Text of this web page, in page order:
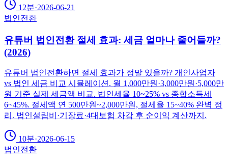
12분·2026-06-21
법인전환
유튜버 법인전환 절세 효과: 세금 얼마나 줄어들까?
(2026)
유튜버 법인전환하면 절세 효과가 정말 있을까? 개인사업자
vs 법인 세금 비교 시뮬레이션. 월 1,000만원·3,000만원·5,000만
원 기준 실제 세금액 비교. 법인세율 10~25% vs 종합소득세
6~45%. 절세액 연 500만원~2,000만원, 절세율 15~40% 완벽 정
리. 법인설립비·기장료·4대보험 차감 후 순이익 계산까지.
10분·2026-06-15
법인전환